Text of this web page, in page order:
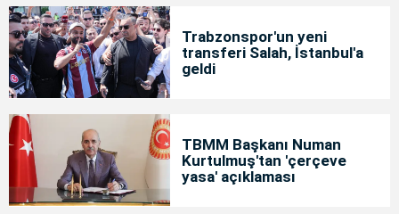
Trabzonspor'un yeni
transferi Salah, İstanbul'a
geldi
TBMM Başkanı Numan
Kurtulmuş'tan 'çerçeve
yasa' açıklaması